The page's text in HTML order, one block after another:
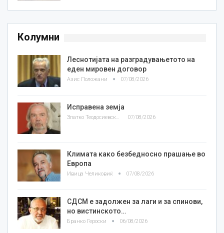
Колумни
Леснотијата на разградувањетото на
еден мировен договор
Азис Положани 07/08/2026
Исправена земја
Златко Теодосиевски 07/08/2026
Климата како безбедносно прашање во
Европа
Ивица Челиковиќ 07/08/2026
СДСМ е задолжен за лаги и за спинови,
но вистинското…
Бранко Героски 06/08/2026